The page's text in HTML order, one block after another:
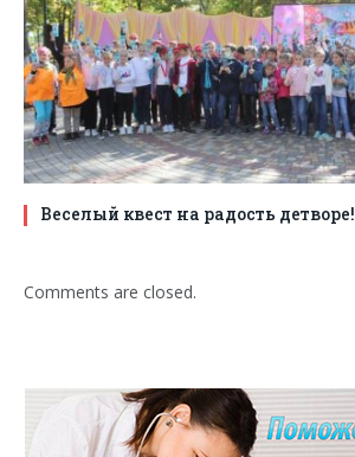
Веселый квест на радость детворе!
Comments are closed.